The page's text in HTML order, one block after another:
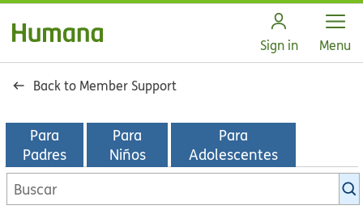
Sign in Open
Menu
Back to Member Support
Para
Padres
Para
Niños
Para
Adolescentes
Buscar
en